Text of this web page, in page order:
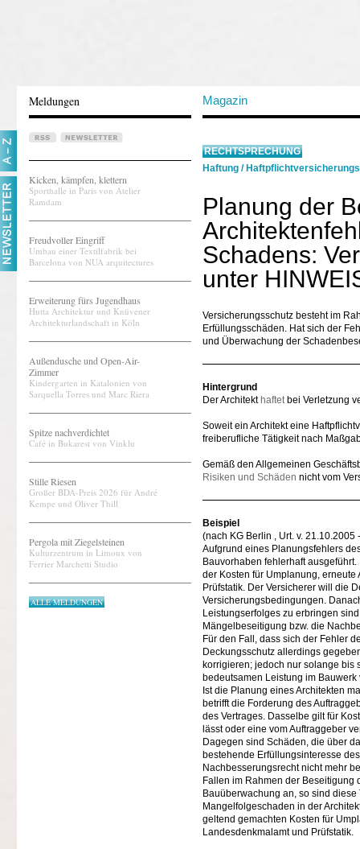
Meldungen Magazin
Kicken, kämpfen, klettern
Sporthalle in Paris von Atelier
Ramdam
Freudvoller Eingriff
Umbau einer Textilfabrik bei
Barcelona von NUA arquitectures
Erweiterung fürs Jugendhaus
Hutta Architektur und Knüvener
Architekturlandschaft in Köln
Außendusche und Open-Air-
Zimmer
Kindergarten in Katalonien von
Sarquella Torres und Marc Riera
Spitze nachverdichtet
Café in Bukarest von Vinklu
Stille Riesen
Großer BDA-Preis 2026 für André
Kempe und Oliver Thill
Pergola mit Ziegelsteinen
Kulturzentrum in Limoux von
Ferrier Marchetti Studio
ALLE MELDUNGEN
RECHTSPRECHUNG
Haftung /
Planung der
Schadens:
unter
Versicherungsschutz besteht im
Erfüllungsschäden. Hat sich der
und Überwachung der
Hintergrund
Der Architekt haftetbei Verletzung
Soweit ein Architekt eine
freiberufliche Tätigkeit nach
Gemäß den Allgemeinen
Risiken und Schäden nicht vom
Beispiel
(nach KG Berlin , Urt. v.
Aufgrund eines Planungsfehlers
Bauvorhaben fehlerhaft
der Kosten für Umplanung,
Prüfstatik. Der Versicherer will die
Versicherungsbedingungen.
Leistungserfolges zu erbringen
Mängelbeseitigung bzw. die
Für den Fall, dass sich der Fehler
Deckungsschutz allerdings
korrigieren; jedoch nur solange bis
bedeutsamen Leistung im Bauwerk
Ist die Planung eines Architekten
betrifft die Forderung des
des Vertrages. Dasselbe gilt für
lässt oder eine vom Auftraggeber
Dagegen sind Schäden, die über
bestehende Erfüllungsinteresse
Nachbesserungsrecht nicht mehr
Fallen im Rahmen der Beseitigung
Bauüberwachung an, so sind
Mangelfolgeschaden in der
geltend gemachten Kosten für
Landesdenkmalamt und Prüfstatik.